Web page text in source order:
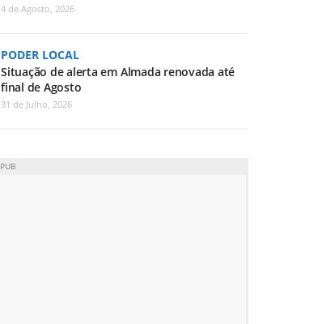
4 de Agosto, 2026
PODER LOCAL
Situação de alerta em Almada renovada até
final de Agosto
31 de Julho, 2026
PUB